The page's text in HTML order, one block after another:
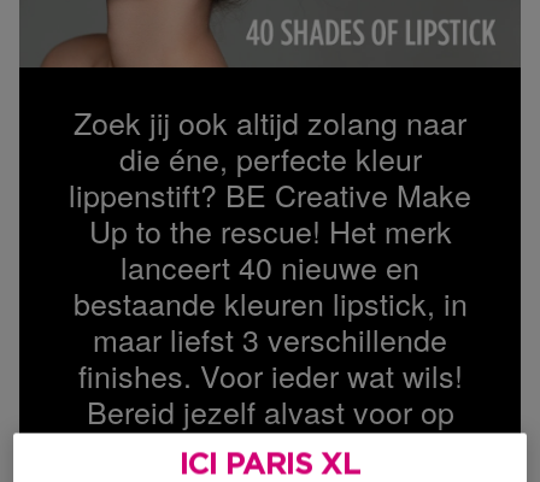
Zoek jij ook altijd zolang naar
die éne, perfecte kleur
lippenstift? BE Creative Make
Up to the rescue! Het merk
lanceert 40 nieuwe en
bestaande kleuren lipstick, in
maar liefst 3 verschillende
finishes. Voor ieder wat wils!
Bereid jezelf alvast voor op
heel veel keuzestress!
ICI PARIS XL